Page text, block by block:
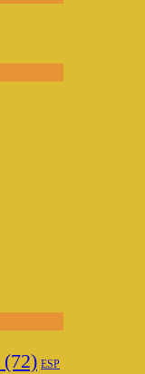
(72) ESP